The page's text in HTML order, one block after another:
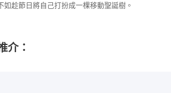
趁節日將自己打扮成一棵移動聖誕樹。
介：